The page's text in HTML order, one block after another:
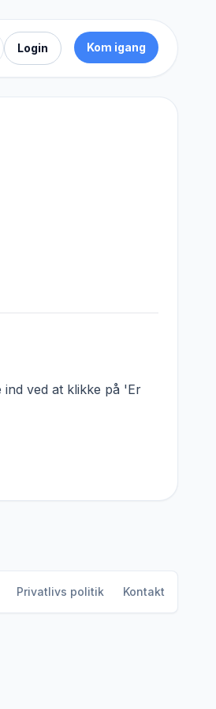
color theme
Login Kom igang
ind ved at klikke på 'Er
Privatlivs politik Kontakt